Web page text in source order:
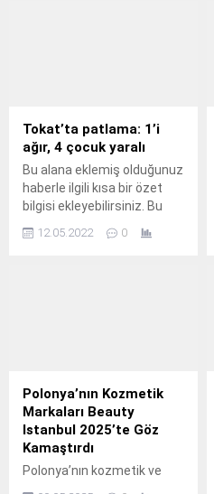
Tokat’ta patlama: 1’i
ağır, 4 çocuk yaralı
Bu alana eklemiş olduğunuz
haberle ilgili kısa bir özet
bilgisi ekleyebilirsiniz. Bu
metin yazı düzenleme
sayfasında "Özet"
12.05.2022 0
Polonya’nın Kozmetik
Markaları Beauty
Istanbul 2025’te Göz
Kamaştırdı
Polonya’nın kozmetik ve